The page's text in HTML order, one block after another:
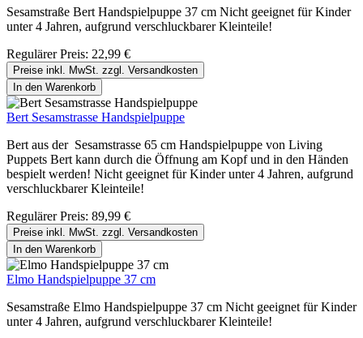
Sesamstraße Bert Handspielpuppe 37 cm Nicht geeignet für Kinder
unter 4 Jahren, aufgrund verschluckbarer Kleinteile!
Regulärer Preis: 22,99 €
Preise inkl. MwSt. zzgl. Versandkosten
In den Warenkorb
Bert Sesamstrasse Handspielpuppe
Bert aus der Sesamstrasse 65 cm Handspielpuppe von Living
Puppets Bert kann durch die Öffnung am Kopf und in den Händen
bespielt werden! Nicht geeignet für Kinder unter 4 Jahren, aufgrund
verschluckbarer Kleinteile!
Regulärer Preis: 89,99 €
Preise inkl. MwSt. zzgl. Versandkosten
In den Warenkorb
Elmo Handspielpuppe 37 cm
Sesamstraße Elmo Handspielpuppe 37 cm Nicht geeignet für Kinder
unter 4 Jahren, aufgrund verschluckbarer Kleinteile!